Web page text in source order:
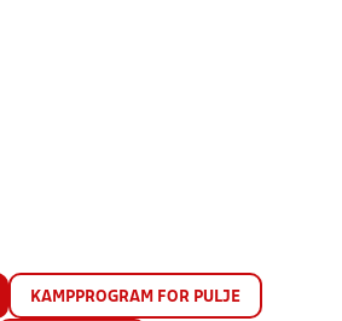
KAMPPROGRAM FOR PULJE